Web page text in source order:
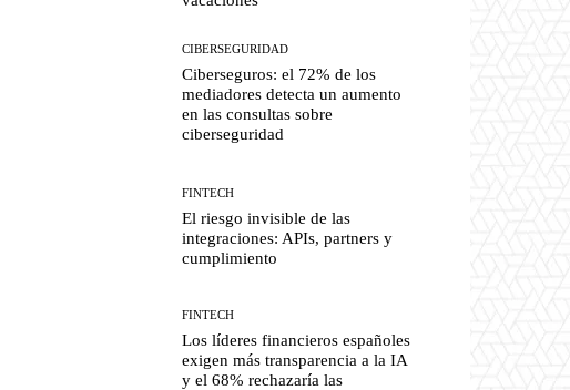
CIBERSEGURIDAD
Ciberseguros: el 72% de los
mediadores detecta un aumento
en las consultas sobre
ciberseguridad
FINTECH
El riesgo invisible de las
integraciones: APIs, partners y
cumplimiento
FINTECH
Los líderes financieros españoles
exigen más transparencia a la IA
y el 68% rechazaría las